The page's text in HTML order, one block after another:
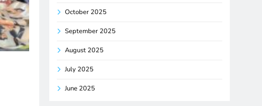
October 2025
September 2025
August 2025
July 2025
June 2025